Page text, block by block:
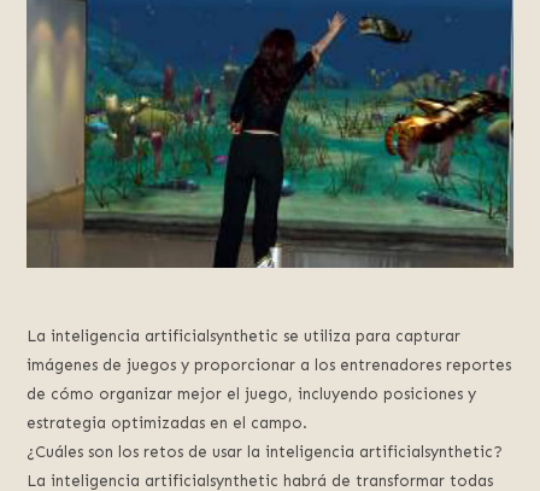
La inteligencia artificialsynthetic se utiliza para capturar
imágenes de juegos y proporcionar a los entrenadores reportes
de cómo organizar mejor el juego, incluyendo posiciones y
estrategia optimizadas en el campo.
¿Cuáles son los retos de usar la inteligencia artificialsynthetic?
La inteligencia artificialsynthetic habrá de transformar todas